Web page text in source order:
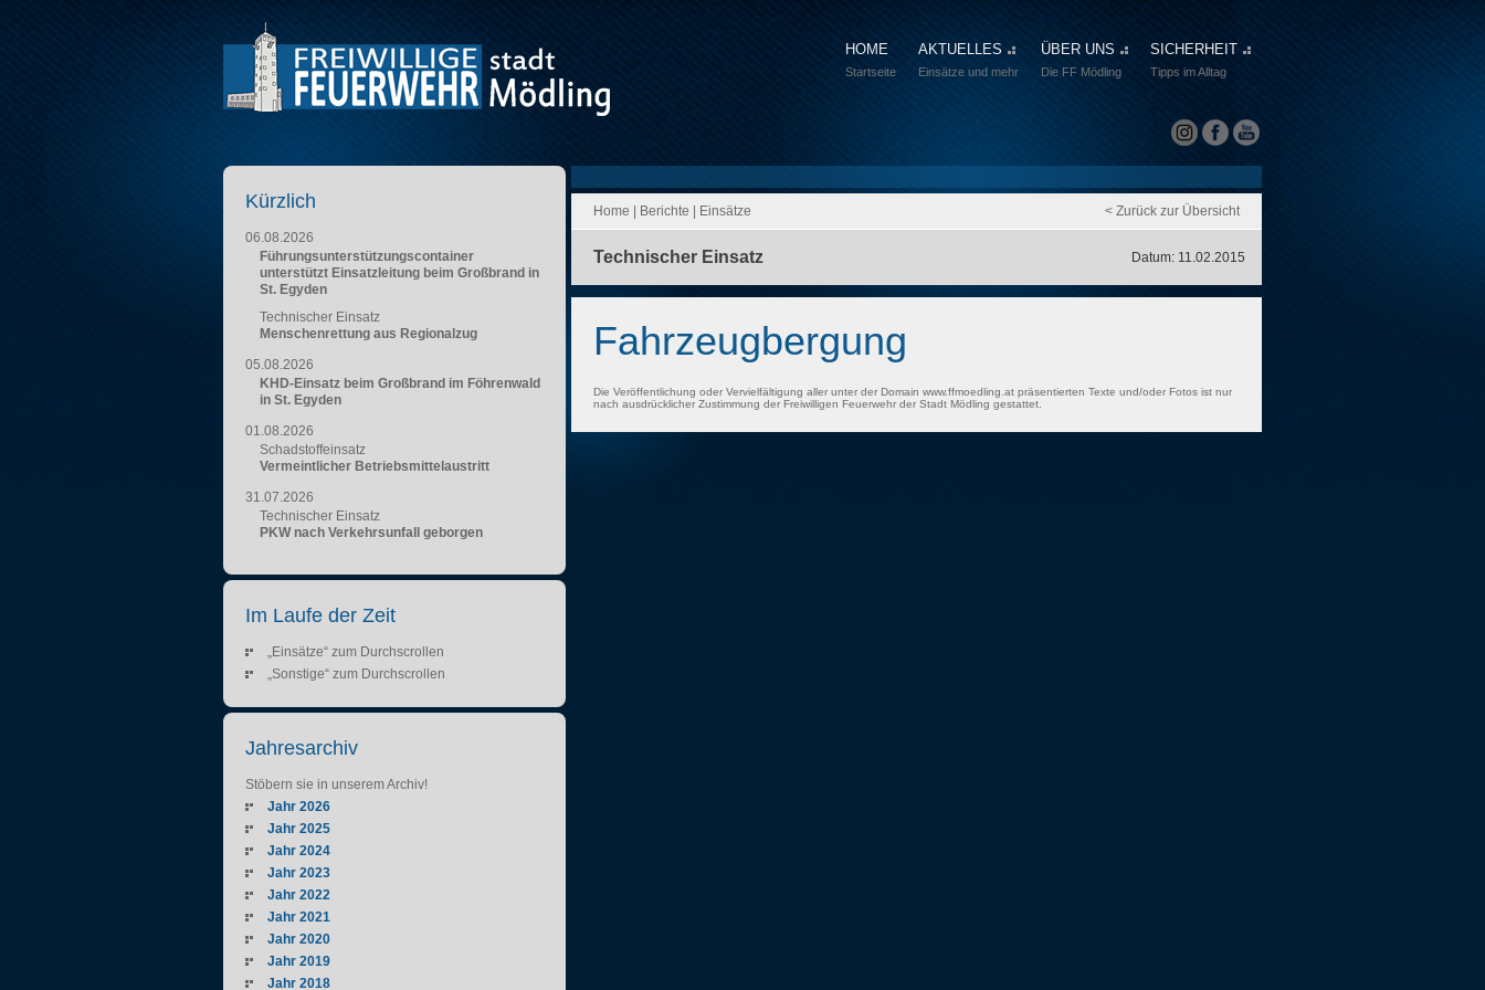
HOME
Startseite
AKTUELLES
Einsätze und mehr
ÜBER UNS
Die FF Mödling
SICHERHEIT
Tipps im Alltag
Home Berichte Einsätze < Zurück zur Übersicht
Technischer Einsatz Datum: 11.02.2015
Fahrzeugbergung
Die Veröffentlichung oder Vervielfältigung aller unter der Domain www.ffmoedling.at präsentierten Texte und/oder Fotos ist nur
nach ausdrücklicher Zustimmung der Freiwilligen Feuerwehr der Stadt Mödling gestattet.
Kürzlich
06.08.2026
Führungsunterstützungscontainer
unterstützt Einsatzleitung beim Großbrand in
St. Egyden
Technischer Einsatz
Menschenrettung aus Regionalzug
05.08.2026
KHD-Einsatz beim Großbrand im Föhrenwald
in St. Egyden
01.08.2026
Schadstoffeinsatz
Vermeintlicher Betriebsmittelaustritt
31.07.2026
Technischer Einsatz
PKW nach Verkehrsunfall geborgen
Im Laufe der Zeit
„Einsätze“ zum Durchscrollen
„Sonstige“ zum Durchscrollen
Jahresarchiv
Stöbern sie in unserem Archiv!
Jahr 2026
Jahr 2025
Jahr 2024
Jahr 2023
Jahr 2022
Jahr 2021
Jahr 2020
Jahr 2019
Jahr 2018